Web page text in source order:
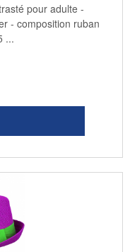
pour adulte -
- composition ruban
...